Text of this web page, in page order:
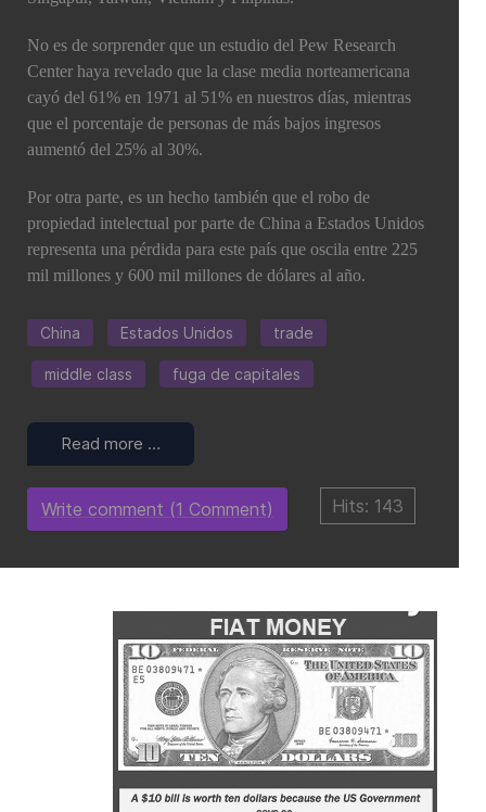
No es de sorprender que un estudio del Pew Research
Center haya revelado que la clase media norteamericana
cayó del 61% en 1971 al 51% en nuestros días, mientras
que el porcentaje de personas de más bajos ingresos
aumentó del 25% al 30%.
Por otra parte, es un hecho también que el robo de
propiedad intelectual por parte de China a Estados Unidos
representa una pérdida para este país que oscila entre 225
mil millones y 600 mil millones de dólares al año.
China Estados Unidos trade
middle class fuga de capitales
Read more …
Hits: 143
Write comment (1 Comment)